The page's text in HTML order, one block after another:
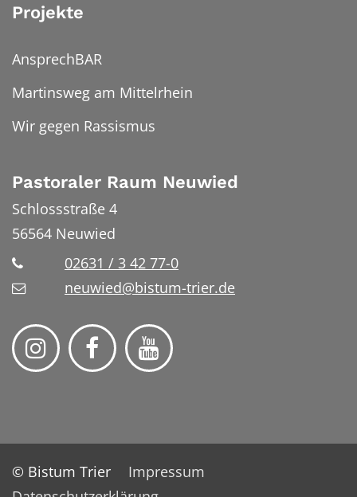
Projekte
AnsprechBAR
Martinsweg am Mittelrhein
Wir gegen Rassismus
Pastoraler Raum Neuwied
Schlossstraße 4
56564 Neuwied
02631 / 3 42 77-0
neuwied@bistum-trier.de
© Bistum Trier
Impressum